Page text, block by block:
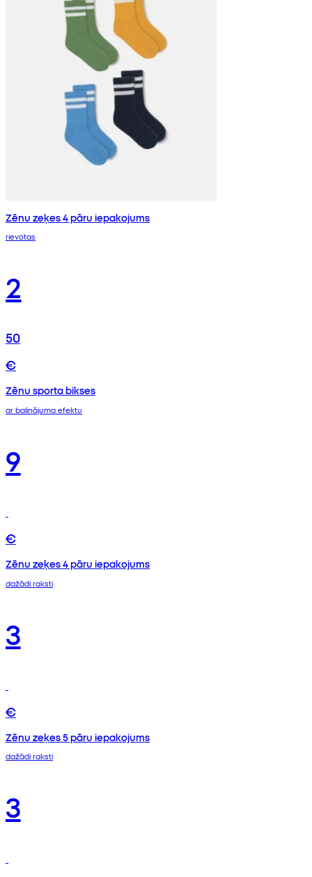
Zēnu zeķes 4 pāru iepakojums
rievotas
2
50
€
Zēnu sporta bikses
ar balinājuma efektu
9
€
Zēnu zeķes 4 pāru iepakojums
dažādi raksti
3
€
Zēnu zeķes 5 pāru iepakojums
dažādi raksti
3